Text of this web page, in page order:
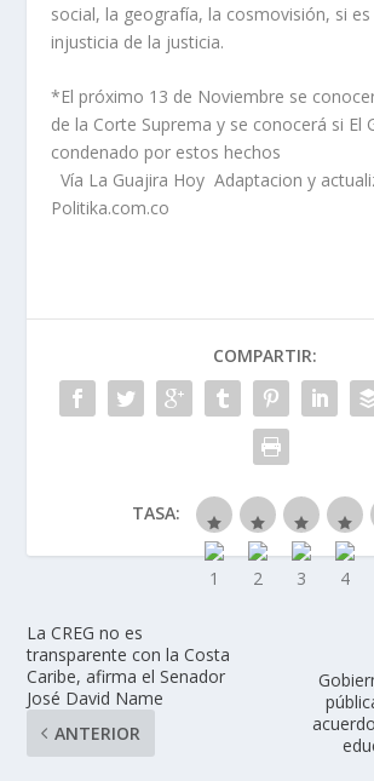
social, la geografía, la cosmovisión, si
injusticia de la justicia.
*El próximo 13 de Noviembre se
de la Corte Suprema y se conocerá si El
condenado por estos hechos
Vía La Guajira Hoy Adaptacion y
Politika.com.co
COMPARTIR:
TASA:
La CREG no es
transparente con la Costa
Caribe, afirma el Senador
José David Name
ANTERIOR